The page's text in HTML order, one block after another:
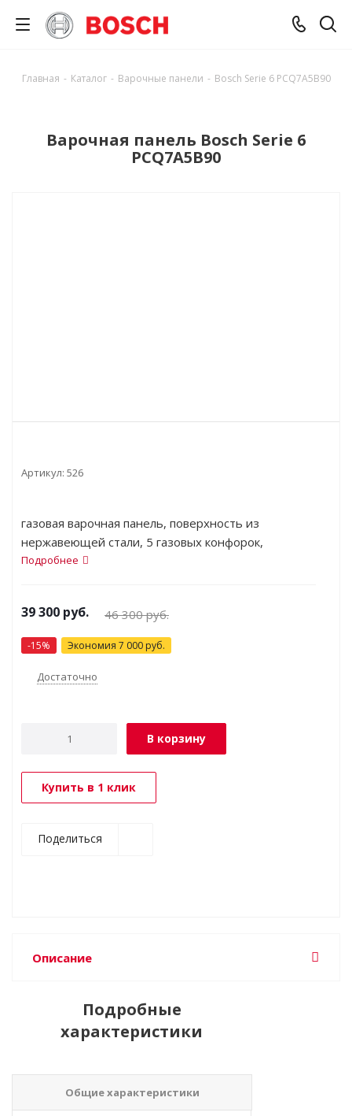
Главная - Каталог - Варочные панели - Bosch Serie 6 PCQ7A5B90
Варочная панель Bosch Serie 6
PCQ7A5B90
Артикул: 526
газовая варочная панель, поверхность из
нержавеющей стали, 5 газовых конфорок,
двухконтурная конфорка, переключатели
Подробнее
39 300 руб. 46 300руб.
-15% Экономия 7 000 руб.
Достаточно
В корзину
Купить в 1 клик
Поделиться
Описание
Подробные
характеристики
Общие характеристики